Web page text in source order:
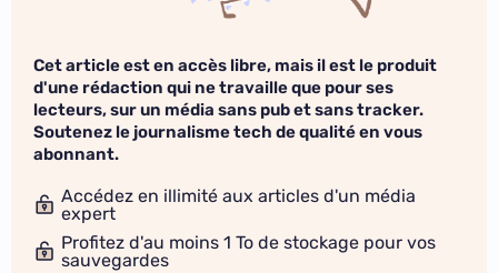
Cet article est en accès libre, mais il est le produit
d'une rédaction qui ne travaille que pour ses
lecteurs, sur un média sans pub et sans tracker.
Soutenez le journalisme tech de qualité en vous
abonnant.
Accédez en illimité aux articles d'un média
expert
Profitez d'au moins 1 To de stockage pour vos
sauvegardes